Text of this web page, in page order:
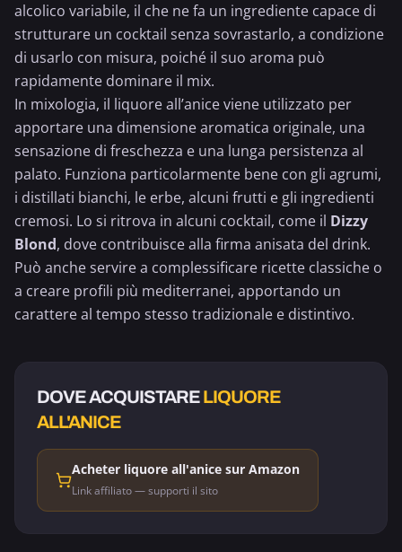
alcolico variabile, il che ne fa un ingrediente capace di
strutturare un cocktail senza sovrastarlo, a condizione
di usarlo con misura, poiché il suo aroma può
rapidamente dominare il mix.
In mixologia, il liquore all’anice viene utilizzato per
apportare una dimensione aromatica originale, una
sensazione di freschezza e una lunga persistenza al
palato. Funziona particolarmente bene con gli agrumi,
i distillati bianchi, le erbe, alcuni frutti e gli ingredienti
cremosi. Lo si ritrova in alcuni cocktail, come il Dizzy
Blond, dove contribuisce alla firma anisata del drink.
Può anche servire a complessificare ricette classiche o
a creare profili più mediterranei, apportando un
carattere al tempo stesso tradizionale e distintivo.
DOVE ACQUISTARELIQUORE
ALL'ANICE
Acheter liquore all'anice sur Amazon
Link affiliato — supporti il sito